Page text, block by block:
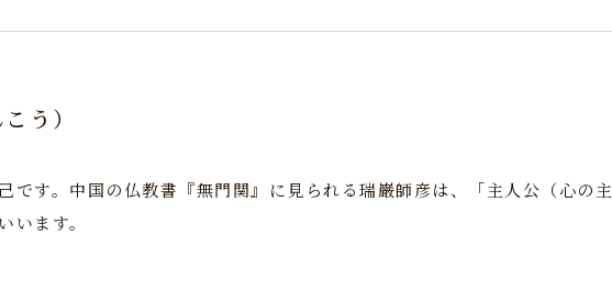
う）
です。中国の仏教書『無門関』に見られる瑞巌師彦は、「主人公（心の
います。